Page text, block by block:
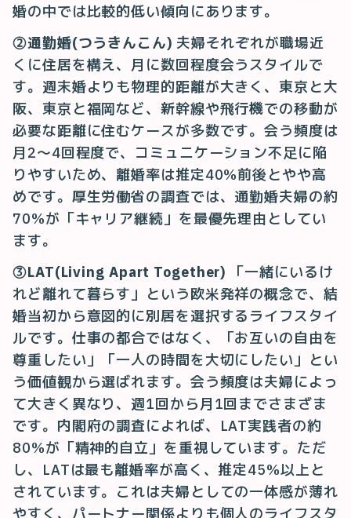
婚の中では比較的低い傾向にあります。
②通勤婚(つうきんこん) 夫婦それぞれが職場近
くに住居を構え、月に数回程度会うスタイルで
す。週末婚よりも物理的距離が大きく、東京と大
阪、東京と福岡など、新幹線や飛行機での移動が
必要な距離に住むケースが多数です。会う頻度は
月2〜4回程度で、コミュニケーション不足に陥
りやすいため、離婚率は推定40%前後とやや高
めです。厚生労働省の調査では、通勤婚夫婦の約
70%が「キャリア継続」を最優先理由としてい
ます。
③LAT(Living Apart Together) 「一緒にいるけ
れど離れて暮らす」という欧米発祥の概念で、結
婚当初から意図的に別居を選択するライフスタイ
ルです。仕事の都合ではなく、「お互いの自由を
尊重したい」「一人の時間を大切にしたい」とい
う価値観から選ばれます。会う頻度は夫婦によっ
て大きく異なり、週1回から月1回までさまざま
です。内閣府の調査によれば、LAT実践者の約
80%が「精神的自立」を重視しています。ただ
し、LATは最も離婚率が高く、推定45%以上と
されています。これは夫婦としての一体感が薄れ
やすく、パートナー関係よりも個人のライフスタ